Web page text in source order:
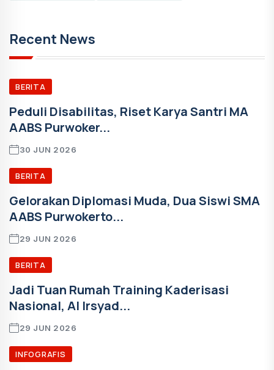
Recent News
BERITA
Peduli Disabilitas, Riset Karya Santri MA
AABS Purwoker...
30 JUN 2026
BERITA
Gelorakan Diplomasi Muda, Dua Siswi SMA
AABS Purwokerto...
29 JUN 2026
BERITA
Jadi Tuan Rumah Training Kaderisasi
Nasional, Al Irsyad...
29 JUN 2026
INFOGRAFIS